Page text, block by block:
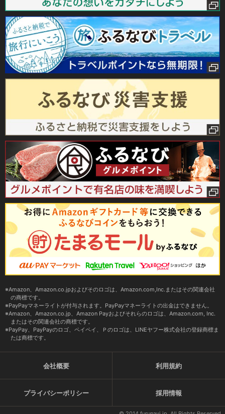
Amazon、Amazon.co.jpおよびそのロゴは、Amazon.com,Inc.またはその関連会社
の商標です。
PayPayマネーライトが付与されます。PayPayマネーライトの出金はできません。
Amazon、Amazon.co.jp、Amazon Payおよびそれらのロゴは、Amazon.com, Inc.
またはその関連会社の商標です。
PayPay、PayPayのロゴ、ペイペイ、Ｐのロゴは、LINEヤフー株式会社の登録商標ま
たは商標です。
会社概要 利用規約
プライバシーポリシー 採用情報